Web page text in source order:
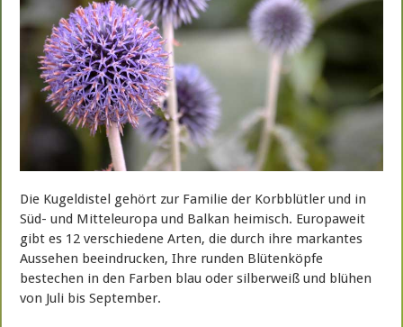
Die Kugeldistel gehört zur Familie der Korbblütler und in
Süd- und Mitteleuropa und Balkan heimisch. Europaweit
gibt es 12 verschiedene Arten, die durch ihre markantes
Aussehen beeindrucken, Ihre runden Blütenköpfe
bestechen in den Farben blau oder silberweiß und blühen
von Juli bis September.